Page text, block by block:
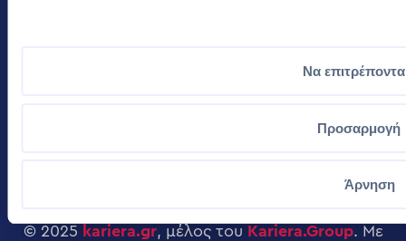
Να
Προσαρμογή
Άρνηση
Πολιτική Απορρήτου
© 2025 kariera.gr, μέλος του Kariera.Group. Με